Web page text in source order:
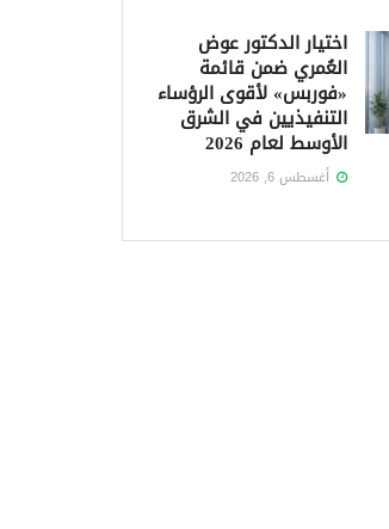
اختيار الدكتور عوض
العُمري ضمن قائمة
«فوربس» لأقوى الرؤساء
التنفيذيين في الشرق
الأوسط لعام 2026
أغسطس 6, 2026